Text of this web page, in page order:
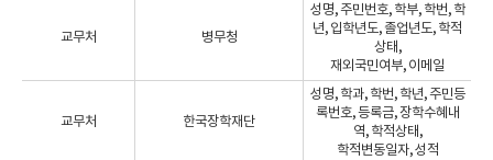
교무처 병무청
성명, 주민번호, 학부, 학번, 학
년, 입학년도, 졸업년도, 학적
상태,
재외국민여부, 이메일
교무처 한국장학재단
성명, 학과, 학번, 학년, 주민등
록번호, 등록금, 장학수혜내
역, 학적상태,
학적변동일자, 성적